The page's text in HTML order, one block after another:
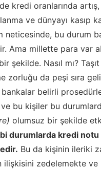
kredi oranlarında
ve dünyayı kasıp
neticesinde, bu durum
Ama millette para var
şekilde. Nasıl mı?
zorluğu da peşi sıra
belirli
bu kişiler bu
olumsuz bir şekilde
durumlarda kredi
Bu da kişinin ileriki
ilişkisini zedelemekte ve